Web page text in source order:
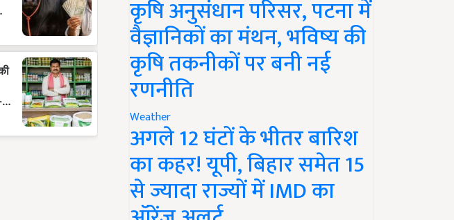
कृषि अनुसंधान परिसर, पटना में
वैज्ञानिकों का मंथन, भविष्य की
कृषि तकनीकों पर बनी नई
रणनीति
Weather
अगले 12 घंटों के भीतर बारिश
का कहर! यूपी, बिहार समेत 15
से ज्यादा राज्यों में IMD का